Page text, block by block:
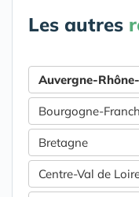
Les autres
Auvergne-
Bourgogne-
Bretagne
Centre-Val de